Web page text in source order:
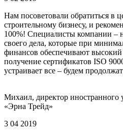
Нам посоветовали обратиться в
строительному бизнесу, и
100%! Специалисты компании –
своего дела, которые при
финансов обеспечивают
получение сертификатов ISO
устраивает все – будем
Михаил, директор иностранного
«Эрна Трейд»
3 04 2019